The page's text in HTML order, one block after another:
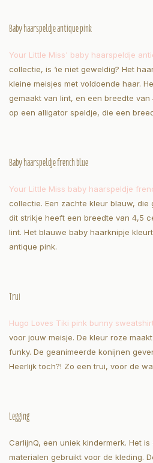
Baby haarspeldje antique pink
Your Little Miss' baby haarspeldje
collectie, is ‘ie niet geweldig? Het
kleine meisjes met voldoende haar.
gemaakt van lint, en een breedte
op een alligator speldje, die een
Baby haarspeldje french blue
Your Little Miss baby haarspeldje
collectie. Een zachte kleur blauw, die
dit strikje heeft een breedte van 4,5
lint. Het blauwe baby haarknipje
antique pink.
Trui
Hugo Loves Tiki pink bunny
voor jouw meisje. De kleur roze
funky. De geanimeerde konijnen
Heerlijk toch?! Zo een trui, voor de
Legging
CarlijnQ, een uniek kindermerk. Het
materialen gebruikt voor de kleding.